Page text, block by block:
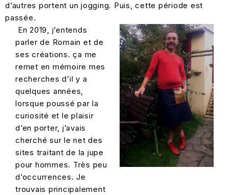
d’autres portent un jogging. Puis, cette période est
passée.
En 2019, j’entends
parler de Romain et de
ses créations. ça me
remet en mémoire mes
recherches d’il y a
quelques années,
lorsque poussé par la
curiosité et le plaisir
d’en porter, j’avais
cherché sur le net des
sites traitant de la jupe
pour hommes. Très peu
d’occurrences. Je
trouvais principalement